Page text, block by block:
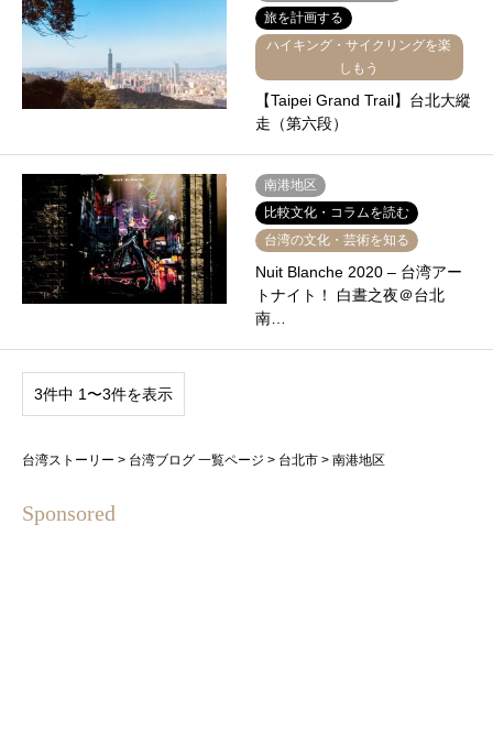
旅を計画する
ハイキング・サイクリングを楽
しもう
【Taipei Grand Trail】台北大縱
走（第六段）
南港地区
比較文化・コラムを読む
台湾の文化・芸術を知る
Nuit Blanche 2020 – 台湾アー
トナイト！ 白晝之夜＠台北
南…
3件中 1〜3件を表示
台湾ストーリー > 台湾ブログ 一覧ページ > 台北市 > 南港地区
Sponsored